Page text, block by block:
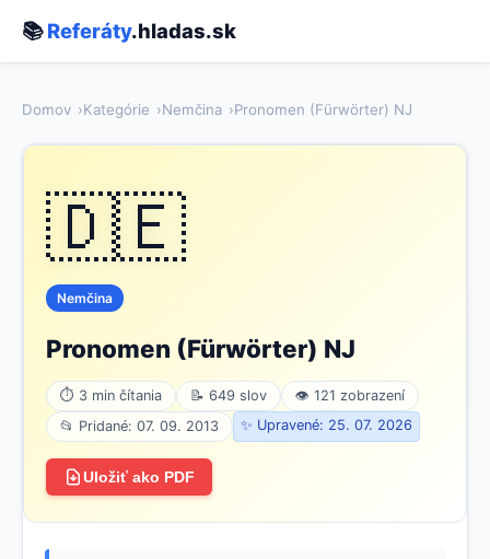
📚Referáty.hladas.sk
Domov Kategórie Nemčina Pronomen (Fürwörter) NJ
🇩🇪
Nemčina
Pronomen (Fürwörter) NJ
⏱ 3 min čítania 📝 649 slov
👁 121 zobrazení
📂 Pridané: 07. 09. 2013
✨ Upravené: 25. 07. 2026
Uložiť ako PDF